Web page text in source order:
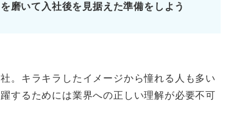
社の就職は正しい業界知識がカギ
仕事をイメージしよう
磨いて入社後を見据えた準備をしよう
。キラキラしたイメージから憧れる人も多い
するためには業界への正しい理解が必要不可